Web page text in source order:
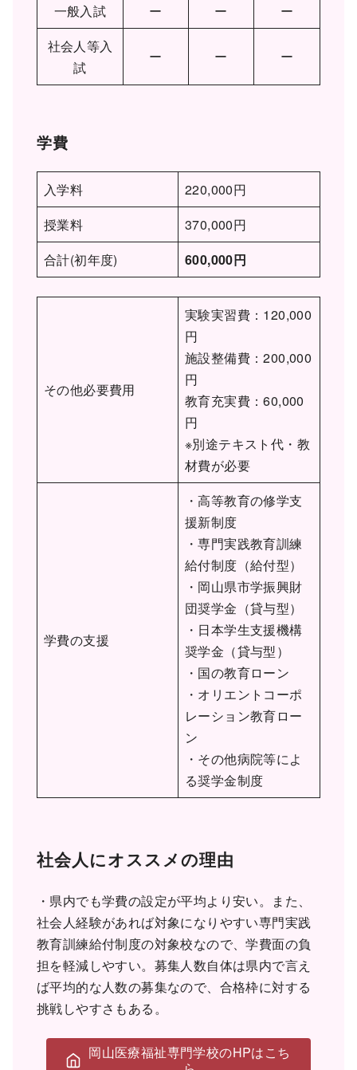
一般入試 ー ー
ー
社会人等入
試
ー ー ー
学費
入学料
220,000円
授業料
370,000円
合計(初年度)
600,000円
その他必要費用
実験実習費：120,000
円
施設整備費：200,000
円
教育充実費：60,000
円
※別途テキスト代・教
材費が必要
学費の支援
・高等教育の修学支
援新制度
・専門実践教育訓練
給付制度（給付型）
・岡山県市学振興財
団奨学金（貸与型）
・日本学生支援機構
奨学金（貸与型）
・国の教育ローン
・オリエントコーポ
レーション教育ロー
ン
・その他病院等によ
る奨学金制度
社会人にオススメの理由
・県内でも学費の設定が平均より安い。また、
社会人経験があれば対象になりやすい専門実践
教育訓練給付制度の対象校なので、学費面の負
担を軽減しやすい。募集人数自体は県内で言え
ば平均的な人数の募集なので、合格枠に対する
挑戦しやすさもある。
岡山医療福祉専門学校のHPはこち